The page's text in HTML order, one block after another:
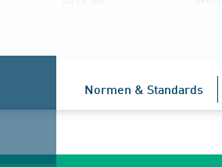
Normen & Standards